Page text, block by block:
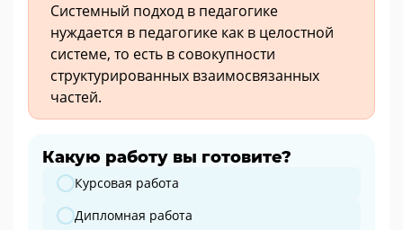
Системный подход в педагогике
нуждается в педагогике как в целостной
системе, то есть в совокупности
структурированных взаимосвязанных
частей.
Какую работу вы готовите?
Какую работу вы готовите?
Курсовая работа
Дипломная работа